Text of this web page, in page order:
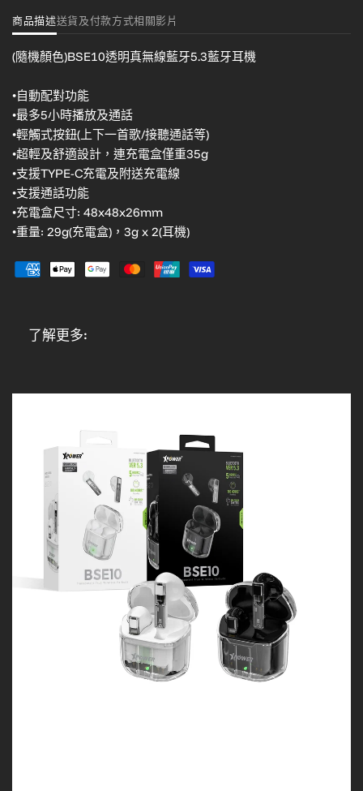
商品描述送貨及付款方式相關影片
(隨機顏色)BSE10透明真無線藍牙5.3藍牙耳機
•自動配對功能
•最多5小時播放及通話
•輕觸式按鈕(上下一首歌/接聽通話等)
•超輕及舒適設計，連充電盒僅重35g
•支援TYPE-C充電及附送充電線
•支援通話功能
•充電盒尺寸: 48x48x26mm
•重量: 29g(充電盒)，3g x 2(耳機)
了解更多: